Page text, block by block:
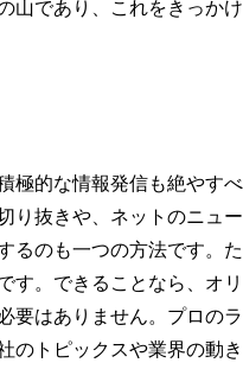
であり、これをきっか
的な情報発信も絶やす
り抜きや、ネットのニュ
のも一つの方法です。
。できることなら、オ
はありません。プロの
トピックスや業界の動